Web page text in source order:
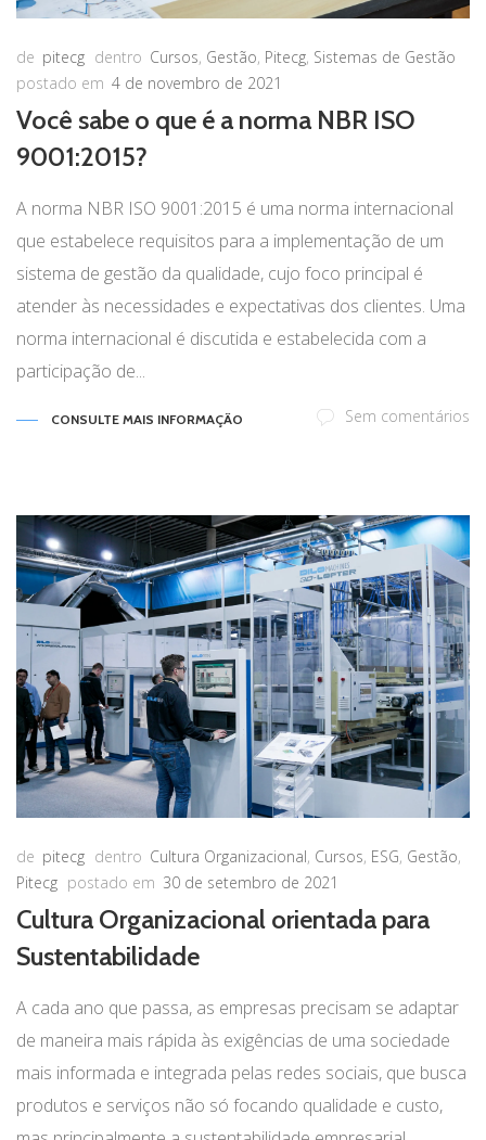
de pitecg dentro Cursos, Gestão, Pitecg, Sistemas de Gestão
postado em 4 de novembro de 2021
Você sabe o que é a norma NBR ISO
9001:2015?
A norma NBR ISO 9001:2015 é uma norma internacional
que estabelece requisitos para a implementação de um
sistema de gestão da qualidade, cujo foco principal é
atender às necessidades e expectativas dos clientes. Uma
norma internacional é discutida e estabelecida com a
participação de...
CONSULTE MAIS INFORMAÇÃO Sem comentários
de pitecg dentro Cultura Organizacional, Cursos, ESG, Gestão,
Pitecg postado em 30 de setembro de 2021
Cultura Organizacional orientada para
Sustentabilidade
A cada ano que passa, as empresas precisam se adaptar
de maneira mais rápida às exigências de uma sociedade
mais informada e integrada pelas redes sociais, que busca
produtos e serviços não só focando qualidade e custo,